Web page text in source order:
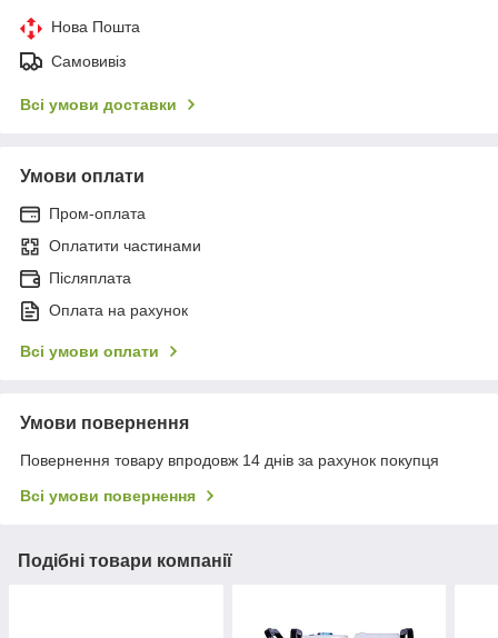
Нова Пошта
Самовивіз
Всі умови доставки
Умови оплати
Пром-оплата
Оплатити частинами
Післяплата
Оплата на рахунок
Всі умови оплати
Умови повернення
Повернення товару впродовж 14 днів за рахунок покупця
Всі умови повернення
Подібні товари компанії